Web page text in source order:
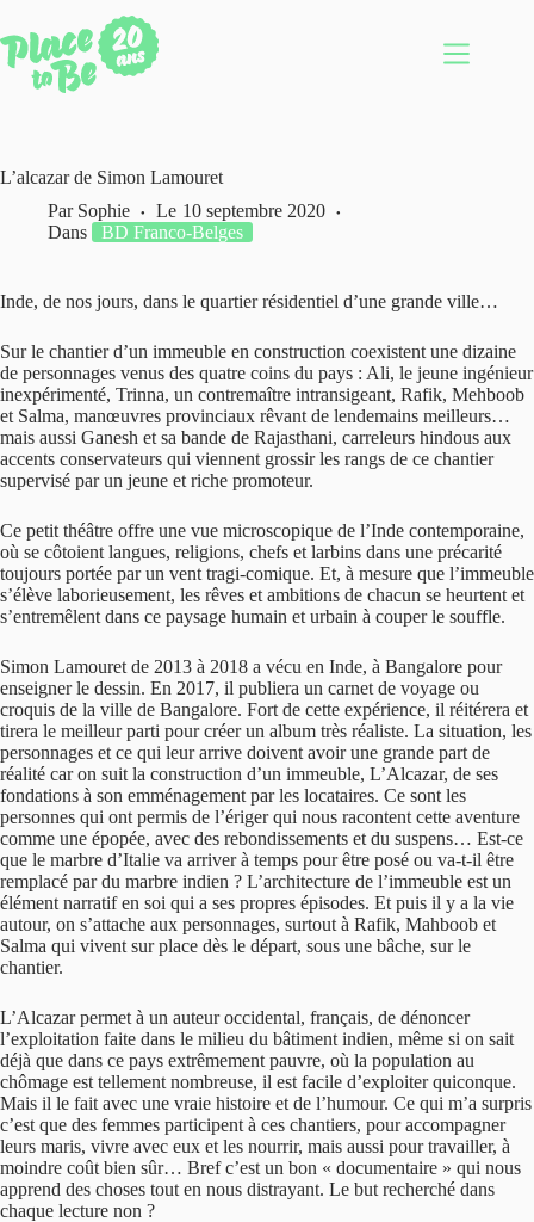
au
contenu
L’alcazar de Simon Lamouret
Par Sophie Le 10 septembre 2020
Dans
BD Franco-Belges
Inde, de nos jours, dans le quartier résidentiel d’une grande ville…
Sur le chantier d’un immeuble en construction coexistent une dizaine
de personnages venus des quatre coins du pays : Ali, le jeune ingénieur
inexpérimenté, Trinna, un contremaître intransigeant, Rafik, Mehboob
et Salma, manœuvres provinciaux rêvant de lendemains meilleurs…
mais aussi Ganesh et sa bande de Rajasthani, carreleurs hindous aux
accents conservateurs qui viennent grossir les rangs de ce chantier
supervisé par un jeune et riche promoteur.
Ce petit théâtre offre une vue microscopique de l’Inde contemporaine,
où se côtoient langues, religions, chefs et larbins dans une précarité
toujours portée par un vent tragi-comique. Et, à mesure que l’immeuble
s’élève laborieusement, les rêves et ambitions de chacun se heurtent et
s’entremêlent dans ce paysage humain et urbain à couper le souffle.
Simon Lamouret de 2013 à 2018 a vécu en Inde, à Bangalore pour
enseigner le dessin. En 2017, il publiera un carnet de voyage ou
croquis de la ville de Bangalore. Fort de cette expérience, il réitérera et
tirera le meilleur parti pour créer un album très réaliste. La situation, les
personnages et ce qui leur arrive doivent avoir une grande part de
réalité car on suit la construction d’un immeuble, L’Alcazar, de ses
fondations à son emménagement par les locataires. Ce sont les
personnes qui ont permis de l’ériger qui nous racontent cette aventure
comme une épopée, avec des rebondissements et du suspens… Est-ce
que le marbre d’Italie va arriver à temps pour être posé ou va-t-il être
remplacé par du marbre indien ? L’architecture de l’immeuble est un
élément narratif en soi qui a ses propres épisodes. Et puis il y a la vie
autour, on s’attache aux personnages, surtout à Rafik, Mahboob et
Salma qui vivent sur place dès le départ, sous une bâche, sur le
chantier.
L’Alcazar permet à un auteur occidental, français, de dénoncer
l’exploitation faite dans le milieu du bâtiment indien, même si on sait
déjà que dans ce pays extrêmement pauvre, où la population au
chômage est tellement nombreuse, il est facile d’exploiter quiconque.
Mais il le fait avec une vraie histoire et de l’humour. Ce qui m’a surpris
c’est que des femmes participent à ces chantiers, pour accompagner
leurs maris, vivre avec eux et les nourrir, mais aussi pour travailler, à
moindre coût bien sûr… Bref c’est un bon « documentaire » qui nous
apprend des choses tout en nous distrayant. Le but recherché dans
chaque lecture non ?